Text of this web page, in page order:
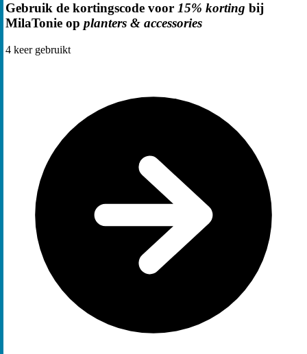
Gebruik de kortingscode voor 15% korting bij
MilaTonie op planters & accessories
4 keer gebruikt